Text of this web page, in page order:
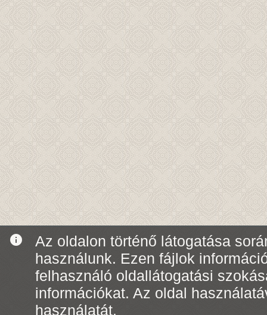
info
Az oldalon történő látogatása
használunk. Ezen fájlok
felhasználó oldallátogatási
információkat. Az oldal
használatát.